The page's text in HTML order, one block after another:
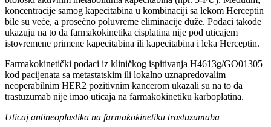
koncentracije samog kapecitabina u kombinaciji sa lekom Herceptin
bile su veće, a prosečno poluvreme eliminacije duže. Podaci takođe
ukazuju na to da farmakokinetika cisplatina nije pod uticajem
istovremene primene kapecitabina ili kapecitabina i leka Herceptin.
Farmakokinetički podaci iz kliničkog ispitivanja H4613g/GO01305
kod pacijenata sa metastatskim ili lokalno uznapredovalim
neoperabilnim HER2 pozitivnim kancerom ukazali su na to da
trastuzumab nije imao uticaja na farmakokinetiku karboplatina.
Uticaj antineoplastika na farmakokinetiku trastuzumaba